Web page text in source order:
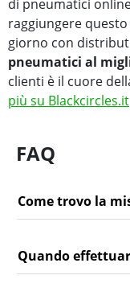
di pneumatici
raggiungere
giorno con
pneumatici al
clienti è il cuore
più su Blackcircles.it
FAQ
Come trovo la
Quando